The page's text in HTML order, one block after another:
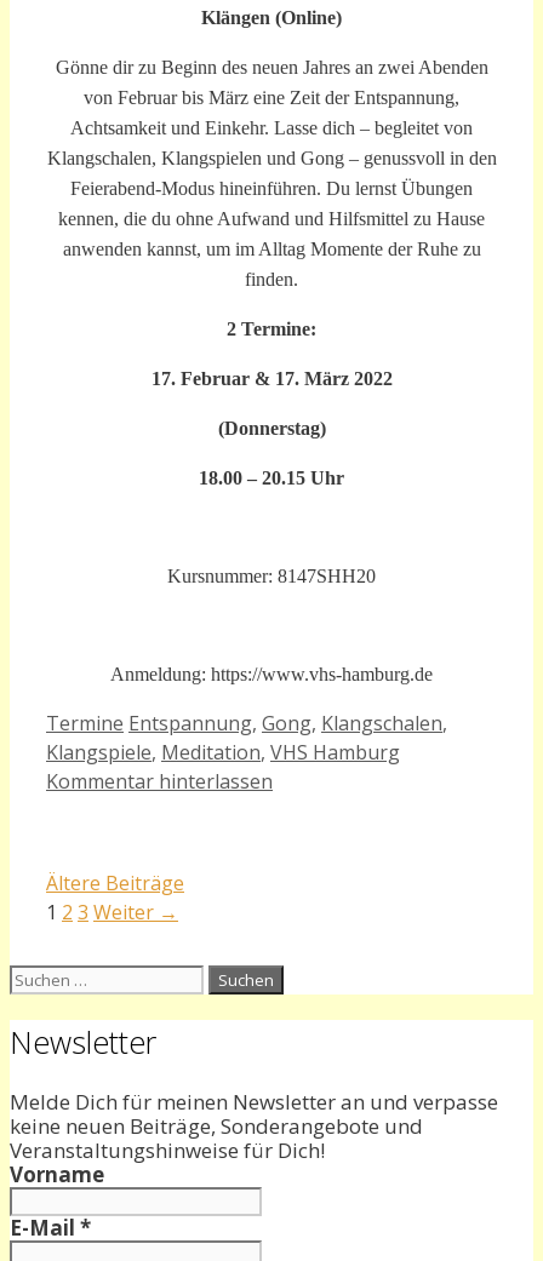
Klängen (Online)
Gönne dir zu Beginn des neuen Jahres an zwei Abenden
von Februar bis März eine Zeit der Entspannung,
Achtsamkeit und Einkehr. Lasse dich – begleitet von
Klangschalen, Klangspielen und Gong – genussvoll in den
Feierabend-Modus hineinführen. Du lernst Übungen
kennen, die du ohne Aufwand und Hilfsmittel zu Hause
anwenden kannst, um im Alltag Momente der Ruhe zu
finden.
2 Termine:
17. Februar & 17. März 2022
(Donnerstag)
18.00 – 20.15 Uhr
Kursnummer: 8147SHH20
Anmeldung: https://www.vhs-hamburg.de
Kategorien
Termine Schlagwörter
Entspannung, Gong, Klangschalen,
Klangspiele, Meditation, VHS Hamburg
Kommentar hinterlassen
Ältere Beiträge
Seite
1 Seite
2 Seite
3 Weiter →
Suchen
Newsletter
Melde Dich für meinen Newsletter an und verpasse
keine neuen Beiträge, Sonderangebote und
Veranstaltungshinweise für Dich!
Vorname
E-Mail *